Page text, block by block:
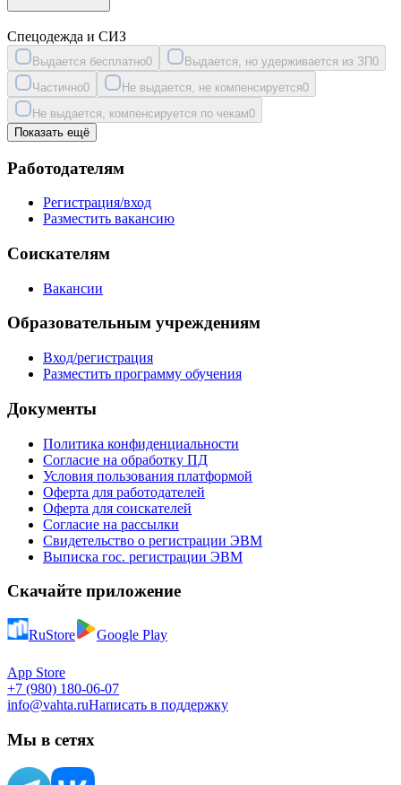
Спецодежда и СИЗ
Выдается бесплатно0 Выдается, но удерживается из ЗП0
Частично0 Не выдается, не компенсируется0
Не выдается, компенсируется по чекам0
Показать ещё
Работодателям
Регистрация/вход
Разместить вакансию
Соискателям
Вакансии
Образовательным учреждениям
Вход/регистрация
Разместить программу обучения
Документы
Политика конфиденциальности
Согласие на обработку ПД
Условия пользования платформой
Оферта для работодателей
Оферта для соискателей
Согласие на рассылки
Свидетельство о регистрации ЭВМ
Выписка гос. регистрации ЭВМ
Скачайте приложение
RuStore Google Play
App Store
+7 (980) 180-06-07
info@vahta.ruНаписать в поддержку
Мы в сетях